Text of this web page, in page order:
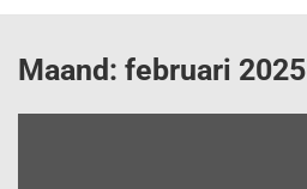
Maand: februari 2025